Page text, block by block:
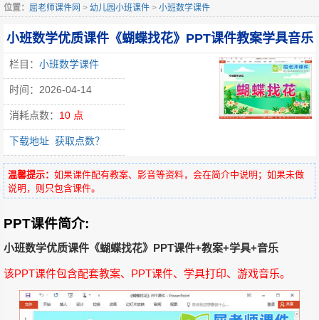
位置： 屈老师课件网 > 幼儿园小班课件 > 小班数学课件
小班数学优质课件《蝴蝶找花》PPT课件教案学具音乐
栏目： 小班数学课件
时间：2026-04-14
消耗点数： 10 点
下载地址 获取点数？
温馨提示： 如果课件配有教案、影音等资料，会在简介中说明；如果未做
说明，则只包含课件。
PPT课件简介:
小班数学优质课件《蝴蝶找花》PPT课件+教案+学具+音乐
该PPT课件包含配套教案、PPT课件、学具打印、游戏音乐。